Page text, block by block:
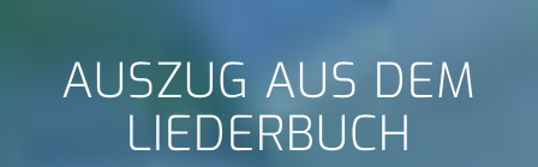
AUSZUG AUS DEM
LIEDERBUCH